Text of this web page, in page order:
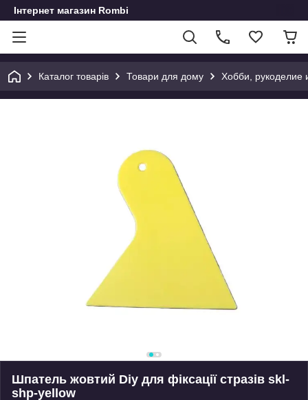
Інтернет магазин Rombi
Каталог товарів Товари для дому Хобби, рукоделие
Шпатель жовтий Diy для фіксації стразів skl-
shp-yellow